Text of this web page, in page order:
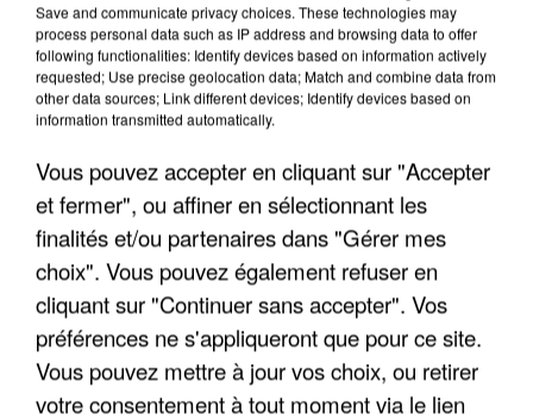
4 août 2026
Le gouvernement et l’Ademe publient une carte
interactive des lieux...
Les habitants peuvent partager les points frais
près de chez eux.
Save and communicate privacy choices. These technologies may
process personal data such as IP address and browsing data to offer
following functionalities: Identify devices based on information actively
requested; Use precise geolocation data; Match and combine data from
other data sources; Link different devices; Identify devices based on
information transmitted automatically.
Vous pouvez accepter en cliquant sur "Accepter
et fermer", ou affiner en sélectionnant les
finalités et/ou partenaires dans "Gérer mes
choix". Vous pouvez également refuser en
cliquant sur "Continuer sans accepter". Vos
préférences ne s'appliqueront que pour ce site.
Vous pouvez mettre à jour vos choix, ou retirer
votre consentement à tout moment via le lien